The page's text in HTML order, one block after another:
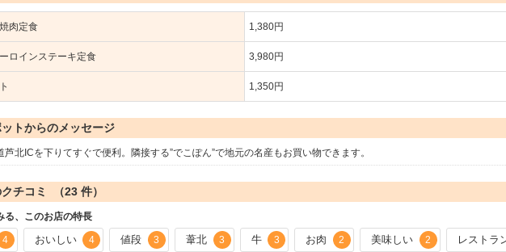
肉定食 1,380円
ロインステーキ定食 3,980円
1,350円
トからのメッセージ
芦北ICを下りてすぐで便利。隣接する”でこぽん”で地元の名産もお買い物できます。
クチコミ （23 件）
る、このお店の特長
4 おいしい 4 値段 3 葦北 3 牛 3 お肉 2 美味しい 2 レストラ